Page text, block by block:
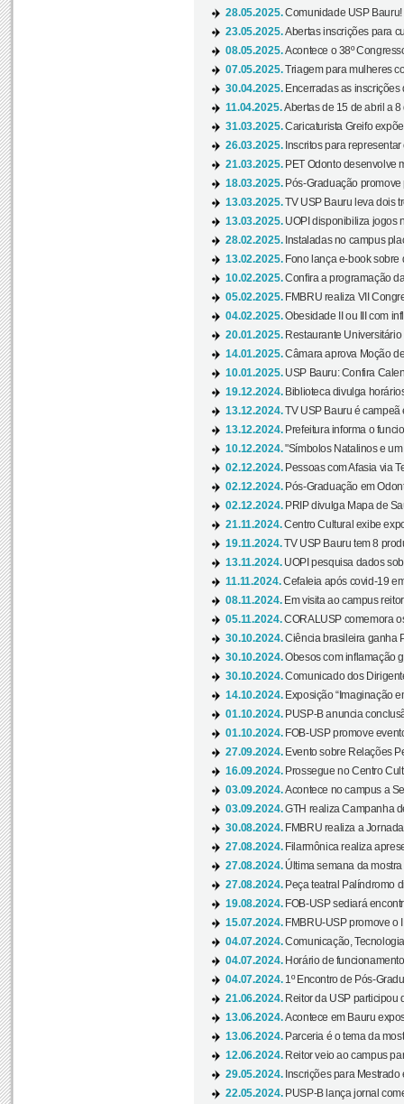
28.05.2025.Comunidade USP Bauru!
23.05.2025.Abertas inscrições para
08.05.2025.Acontece o 38º
07.05.2025.Triagem para mulheres
30.04.2025. Encerradas as inscrições
11.04.2025.Abertas de 15 de abril a
31.03.2025.Caricaturista Greifo
26.03.2025. Inscritos para
21.03.2025. PET Odonto desenvolve
18.03.2025. Pós-Graduação
13.03.2025.TV USP Bauru leva dois
13.03.2025. UOPI disponibiliza jogos
28.02.2025. Instaladas no campus
13.02.2025. Fono lança e-book sobre
10.02.2025.Confira a programação
05.02.2025. FMBRU realiza VII
04.02.2025.Obesidade II ou III com
20.01.2025. Restaurante
14.01.2025.Câmara aprova Moção
10.01.2025. USP Bauru: Confira
19.12.2024. Biblioteca divulga
13.12.2024.TV USP Bauru é campeã
13.12.2024. Prefeitura informa o
10.12.2024."Símbolos Natalinos e
02.12.2024. Pessoas com Afasia via
02.12.2024. Pós-Graduação em
02.12.2024. PRIP divulga Mapa de
21.11.2024.Centro Cultural exibe
19.11.2024.TV USP Bauru tem 8
13.11.2024. UOPI pesquisa dados
11.11.2024.Cefaleia após covid-19
08.11.2024. Em visita ao campus
05.11.2024.CORALUSP comemora
30.10.2024.Ciência brasileira ganha
30.10.2024.Obesos com inflamação
30.10.2024.Comunicado dos
14.10.2024. Exposição “Imaginação
01.10.2024. PUSP-B anuncia
01.10.2024. FOB-USP promove
27.09.2024. Evento sobre Relações
16.09.2024. Prossegue no Centro
03.09.2024.Acontece no campus a
03.09.2024.GTH realiza Campanha
30.08.2024. FMBRU realiza a
27.08.2024. Filarmônica realiza
27.08.2024. Última semana da
27.08.2024. Peça teatral Palíndromo
19.08.2024. FOB-USP sediará
15.07.2024. FMBRU-USP promove o
04.07.2024.Comunicação,
04.07.2024. Horário de
04.07.2024. 1º Encontro de Pós-
21.06.2024. Reitor da USP participou
13.06.2024.Acontece em Bauru
13.06.2024. Parceria é o tema da
12.06.2024. Reitor veio ao campus
29.05.2024. Inscrições para
22.05.2024. PUSP-B lança jornal